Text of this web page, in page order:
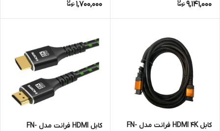
9,141,000
1,700,000
کابل HDMI 4K فرانت مدل FN-
کابل HDMI فرانت مدل FN-